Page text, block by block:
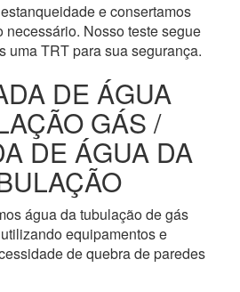
e consertamos
necessário. Nosso teste segue
uma TRT para sua segurança.
DE ÁGUA
GÁS /
DE ÁGUA DA
água da tubulação de gás
equipamentos e
de quebra de paredes